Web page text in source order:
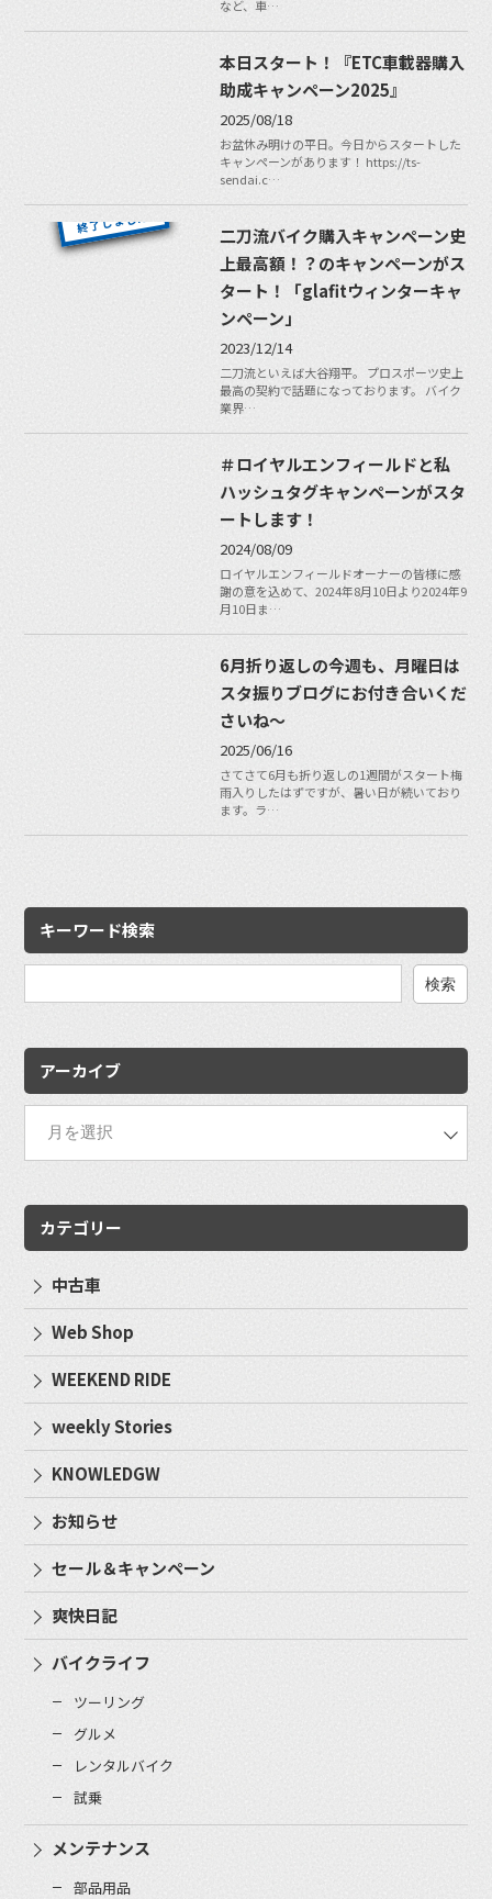
など、車…
本日スタート！『ETC車載器購入
助成キャンペーン2025』
2025/08/18
お盆休み明けの平日。今日からスタートした
キャンペーンがあります！ https://ts-
sendai.c…
二刀流バイク購入キャンペーン史
上最高額！？のキャンペーンがス
タート！「glafitウィンターキャ
ンペーン」
2023/12/14
二刀流といえば大谷翔平。 プロスポーツ史上
最高の契約で話題になっております。 バイク
業界…
＃ロイヤルエンフィールドと私
ハッシュタグキャンペーンがスタ
ートします！
2024/08/09
ロイヤルエンフィールドオーナーの皆様に感
謝の意を込めて、2024年8月10日より2024年9
月10日ま…
6月折り返しの今週も、月曜日は
スタ振りブログにお付き合いくだ
さいね〜
2025/06/16
さてさて6月も折り返しの1週間がスタート梅
雨入りしたはずですが、暑い日が続いており
ます。ラ…
キーワード検索
アーカイブ
カテゴリー
中古車
Web Shop
WEEKEND RIDE
weekly Stories
KNOWLEDGW
お知らせ
セール＆キャンペーン
爽快日記
バイクライフ
ツーリング
グルメ
レンタルバイク
試乗
メンテナンス
部品用品